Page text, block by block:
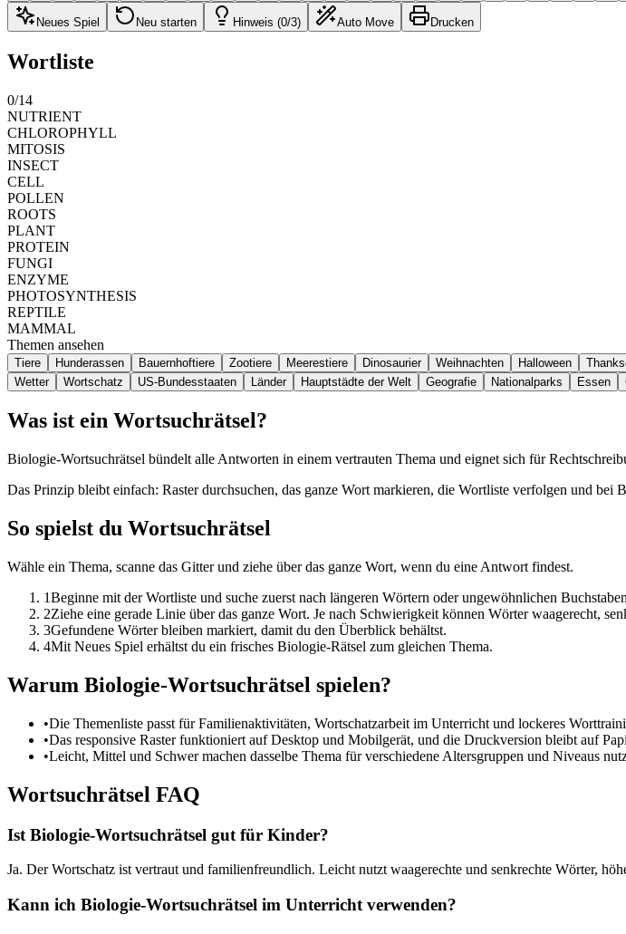
Neues Spiel Neu starten Hinweis (0/3) Auto Move Drucken
Wortliste
0/14
NUTRIENT
CHLOROPHYLL
MITOSIS
INSECT
CELL
POLLEN
ROOTS
PLANT
PROTEIN
FUNGI
ENZYME
PHOTOSYNTHESIS
REPTILE
MAMMAL
Themen ansehen
Tiere Hunderassen Bauernhoftiere Zootiere Meerestiere Dinosaurier Weihnachten Halloween
Wetter
Wortschatz US-Bundesstaaten Länder Hauptstädte der Welt Geografie Nationalparks Essen
Was ist ein Wortsuchrätsel?
Biologie-Wortsuchrätsel bündelt alle Antworten in einem vertrauten Thema und eignet sich für
Das Prinzip bleibt einfach: Raster durchsuchen, das ganze Wort markieren, die Wortliste verfolgen und bei
So spielst du Wortsuchrätsel
Wähle ein Thema, scanne das Gitter und ziehe über das ganze Wort, wenn du eine Antwort findest.
1Beginne mit der Wortliste und suche zuerst nach längeren Wörtern oder ungewöhnlichen
2Ziehe eine gerade Linie über das ganze Wort. Je nach Schwierigkeit können Wörter waagerecht,
3Gefundene Wörter bleiben markiert, damit du den Überblick behältst.
4Mit Neues Spiel erhältst du ein frisches Biologie-Rätsel zum gleichen Thema.
Warum Biologie-Wortsuchrätsel spielen?
•Die Themenliste passt für Familienaktivitäten, Wortschatzarbeit im Unterricht und lockeres
•Das responsive Raster funktioniert auf Desktop und Mobilgerät, und die Druckversion bleibt auf
•Leicht, Mittel und Schwer machen dasselbe Thema für verschiedene Altersgruppen und Niveaus
Wortsuchrätsel FAQ
Ist Biologie-Wortsuchrätsel gut für Kinder?
Ja. Der Wortschatz ist vertraut und familienfreundlich. Leicht nutzt waagerechte und senkrechte Wörter,
Kann ich Biologie-Wortsuchrätsel im Unterricht verwenden?